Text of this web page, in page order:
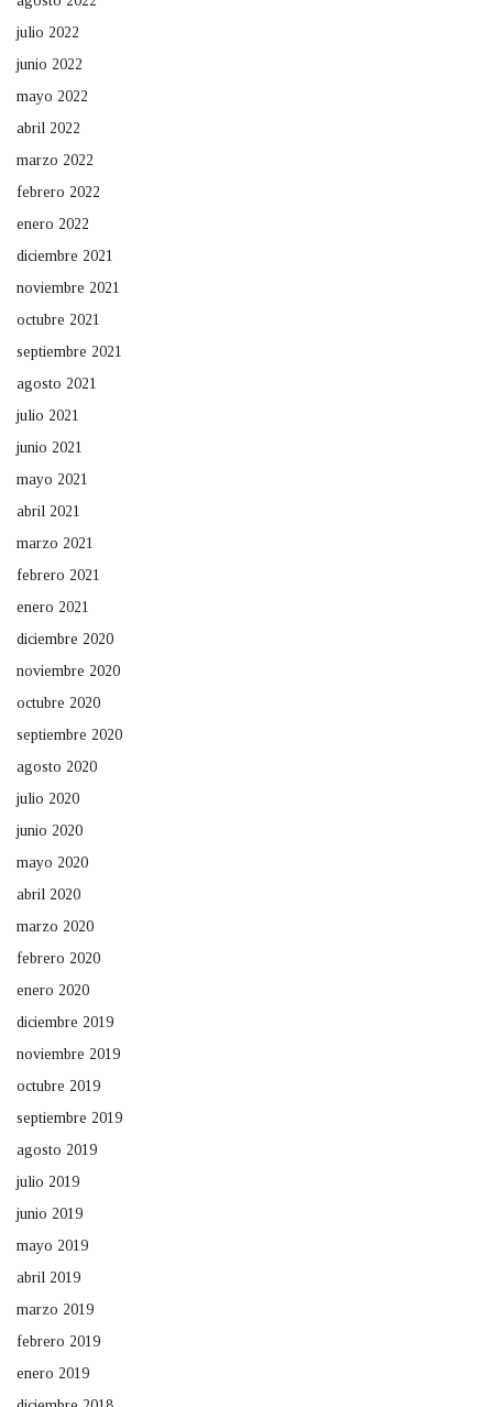
julio 2022
junio 2022
mayo 2022
abril 2022
marzo 2022
febrero 2022
enero 2022
diciembre 2021
noviembre 2021
octubre 2021
septiembre 2021
agosto 2021
julio 2021
junio 2021
mayo 2021
abril 2021
marzo 2021
febrero 2021
enero 2021
diciembre 2020
noviembre 2020
octubre 2020
septiembre 2020
agosto 2020
julio 2020
junio 2020
mayo 2020
abril 2020
marzo 2020
febrero 2020
enero 2020
diciembre 2019
noviembre 2019
octubre 2019
septiembre 2019
agosto 2019
julio 2019
junio 2019
mayo 2019
abril 2019
marzo 2019
febrero 2019
enero 2019